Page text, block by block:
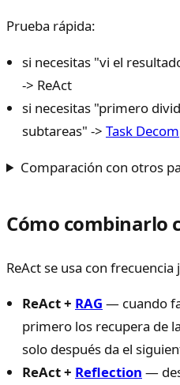
Prueba rápida:
si necesitas "vi el
-> ReAct
si necesitas "primero
subtareas" -> Task
Comparación con otros
Cómo combinarlo
ReAct se usa con
ReAct + RAG — cuando
primero los recupera de
solo después da el
ReAct + Reflection —